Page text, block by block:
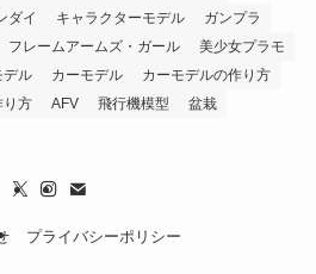
ダイ キャラクターモデル
ガンプラ
フレームアームズ・ガール
美少女プラモ
デル カーモデル
カーモデルの作り方
り方 AFV 飛行機模型 盆栽
プライバシーポリシー